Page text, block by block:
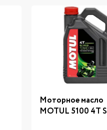
Моторное масло
MOTUL 5100 4T S